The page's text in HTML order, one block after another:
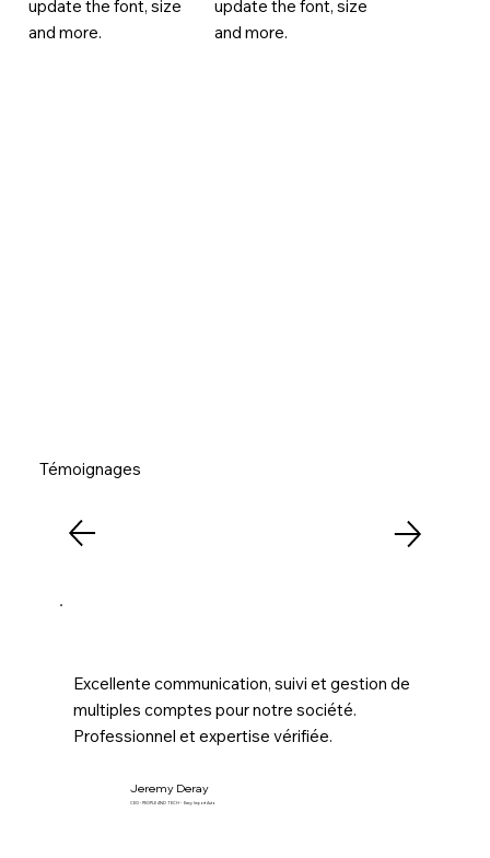
update the font, size
and more.
update the font, size
and more.
Témoignages
Excellente communication, suivi et gestion de
multiples comptes pour notre société.
Professionnel et expertise vérifiée.
Jeremy Deray
CEO - PEOPLE AND TECH - Easy Import Auto